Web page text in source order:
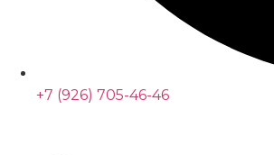
+7 (926) 705-46-46